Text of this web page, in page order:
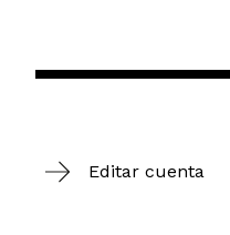
Editar cuenta